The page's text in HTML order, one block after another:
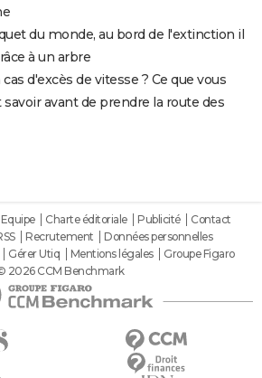
du monde, au bord de l'extinction il
à un arbre
d'excès de vitesse ? Ce que vous
avant de prendre la route des
Equipe Charte éditoriale Publicité
Contact
Recrutement
Données personnelles
Gérer Utiq Mentions légales
Groupe Figaro
2026 CCM Benchmark